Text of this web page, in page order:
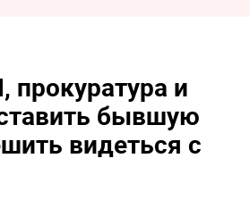
и
бывшую
видеться с